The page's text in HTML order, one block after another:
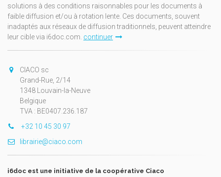
solutions à des conditions raisonnables pour les documents à
faible diffusion et/ou à rotation lente. Ces documents, souvent
inadaptés aux réseaux de diffusion traditionnels, peuvent atteindre
leur cible via i6doc.com. continuer
CIACO sc
Grand-Rue, 2/14
1348 Louvain-la-Neuve
Belgique
TVA : BE0407.236.187
+32 10 45 30 97
librairie@ciaco.com
i6doc est une initiative de la coopérative Ciaco